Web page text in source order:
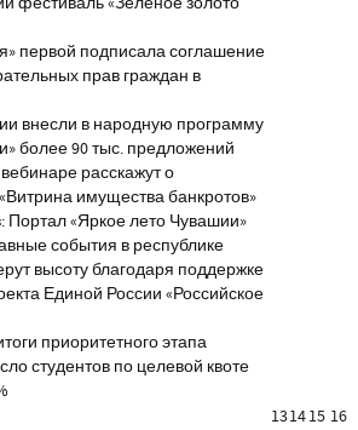
первой подписала соглашение
прав граждан в
внесли в народную программу
более 90 тыс. предложений
расскажут о
имущества банкротов»
Портал «Яркое лето Чувашии»
события в республике
высоту благодаря поддержке
Единой России «Российское
приоритетного этапа
студентов по целевой квоте
131415 16